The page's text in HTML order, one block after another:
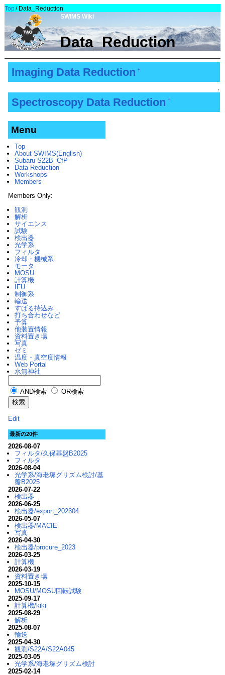
Top/ Data_Reduction
SWIMS Wiki
Data_Reduction
Imaging Data Reduction †
↑
Spectroscopy Data Reduction †
Menu
Top
About SWIMS(English)
Subaru S22B_CfP
Data Reduction
Workshops
Members
Members Only:
観測
解析
サイエンス
試験
検出器
光学系
フィルタ
冷却・機械系
モータ
MOSU
計算機
IFU
制御系
輸送
すばる持込み
打ち合わせなど
予算
他装置情報
資料置き場
写真
ゼミ
温度・真空度情報
Web Portal
水無神社
AND検索 OR検索
Edit
最新の20件
2026-08-07
フィルタ/久保基盤B2025
フィルタ
2026-08-04
光学系/海老塚グリズム検討/基
盤B2025
2026-07-22
検出器
2026-06-25
検出器/export_202304
2026-05-07
検出器/MACIE
写真
2026-04-30
検出器/procure_2023
2026-03-25
計算機
2026-03-19
資料置き場
2025-10-15
MOSU/MOSU回転試験
2025-09-17
計算機/kiki
2025-08-29
解析
2025-08-07
輸送
2025-04-30
観測/S22A/S22A045
2025-03-05
光学系/海老塚グリズム検討
2025-02-14